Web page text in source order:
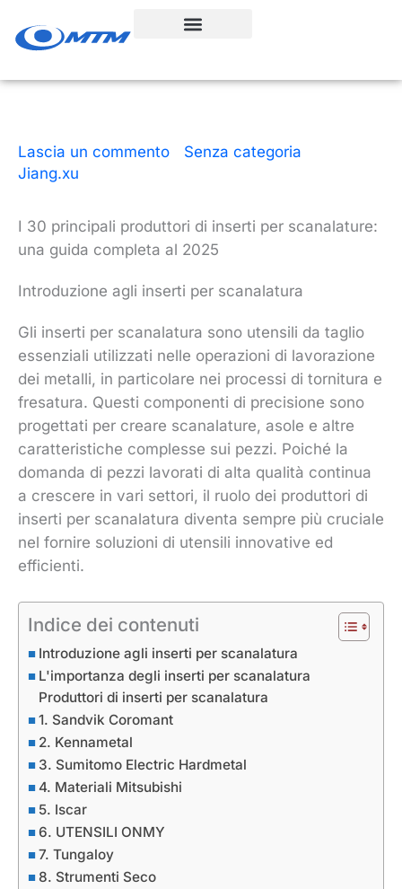
Lascia un commento Senza categoria
Jiang.xu
I 30 principali produttori di inserti per scanalature:
una guida completa al 2025
Introduzione agli inserti per scanalatura
Gli inserti per scanalatura sono utensili da taglio
essenziali utilizzati nelle operazioni di lavorazione
dei metalli, in particolare nei processi di tornitura e
fresatura. Questi componenti di precisione sono
progettati per creare scanalature, asole e altre
caratteristiche complesse sui pezzi. Poiché la
domanda di pezzi lavorati di alta qualità continua
a crescere in vari settori, il ruolo dei produttori di
inserti per scanalatura diventa sempre più cruciale
nel fornire soluzioni di utensili innovative ed
efficienti.
Indice dei contenuti
Introduzione agli inserti per scanalatura
L'importanza degli inserti per scanalatura
Produttori di inserti per scanalatura
1. Sandvik Coromant
2. Kennametal
3. Sumitomo Electric Hardmetal
4. Materiali Mitsubishi
5. Iscar
6. UTENSILI ONMY
7. Tungaloy
8. Strumenti Seco